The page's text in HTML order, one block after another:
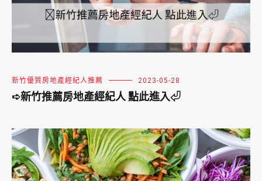
新竹優質房地產經紀人推薦 2023-05-28
➪新竹推薦房地產經紀人 點此進入⏎